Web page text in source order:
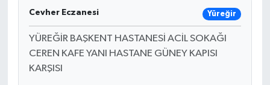
Cevher Eczanesi Yüreğir
YÜREĞİR BAŞKENT HASTANESİ ACİL SOKAĞI
CEREN KAFE YANI HASTANE GÜNEY KAPISI
KARŞISI